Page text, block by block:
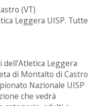
(VT)
Leggera UISP. Tutte
Leggera
di Montalto di Castro
Nazionale UISP
che vedrà